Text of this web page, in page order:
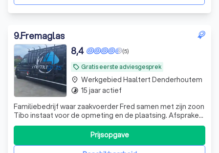
9.Fremaglas
local_offer Gratis eerste adviesgesprek
(5)
8,4
Familiebedrijf waar zaakvoerder Fred samen met zijn zoon
Tibo instaat voor de opmeting en de plaatsing. Afspraken
en planning liggen in handen van echtgenote Helga
Prijsopgave
place Werkgebied Haaltert Denderhoutem
timelapse 15 jaar actief